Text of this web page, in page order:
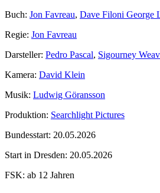
Buch: Jon Favreau, Dave Filoni George
Regie: Jon Favreau
Darsteller: Pedro Pascal, Sigourney
Kamera: David Klein
Musik: Ludwig Göransson
Produktion: Searchlight Pictures
Bundesstart: 20.05.2026
Start in Dresden: 20.05.2026
FSK: ab 12 Jahren